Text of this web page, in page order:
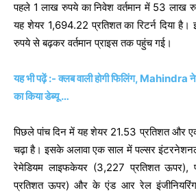
पहले 1 लाख रुपये का निवेश वर्तमान में 53 लाख
यह शेयर 1,694.22 प्रतिशत का रिटर्न दिया
रुपये से बढ़कर वर्तमान प्राइस तक पहुंच गई।
यह भी पढ़ें :- क्लब वाली होगी फिलिंग, Mahindra ने
का किया डेब्यू …
पिछले पांच दिन में यह शेयर 21.53 प्रतिशत और
चढ़ा है। इसके अलावा एक साल में पल्सर
रेमेडियम लाइफकेयर (3,227 प्रतिशत ऊपर),
प्रतिशत ऊपर) और के एंड आर रेल